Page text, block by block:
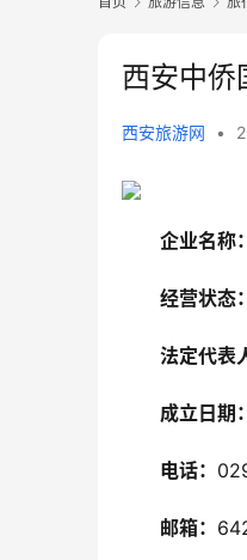
西安中侨
西安旅游网 •
企业名称：
经营状态：
法定代表
成立日期：
电话：
邮箱：